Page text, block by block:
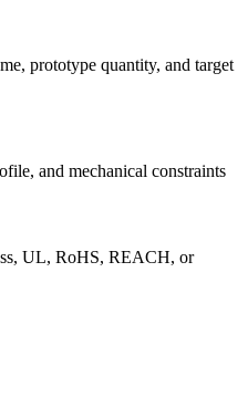
prototype quantity, and target
and mechanical constraints
UL, RoHS, REACH, or